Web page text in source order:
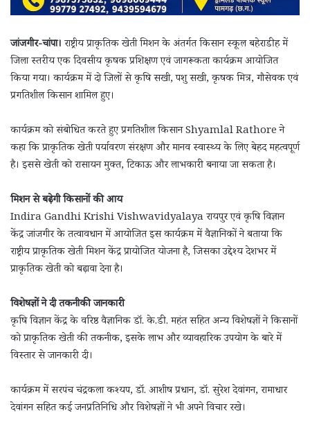
जांजगीर-चांपा। राष्ट्रीय प्राकृतिक खेती मिशन के अंतर्गत किसान स्कूल बहेराडीह में
जिला स्तरीय एक दिवसीय कृषक प्रशिक्षण एवं जागरूकता कार्यक्रम आयोजित
किया गया। कार्यक्रम में दो जिलों से कृषि सखी, पशु सखी, कृषक मित्र, गौसेवक एवं
प्रगतिशील किसान शामिल हुए।
कार्यक्रम को संबोधित करते हुए प्रगतिशील किसान Shyamlal Rathore ने
कहा कि प्राकृतिक खेती पर्यावरण संरक्षण और मानव स्वास्थ्य के लिए बेहद महत्वपूर्ण
है। इससे खेती को रासायन मुक्त, टिकाऊ और लाभकारी बनाया जा सकता है।
मिशन से बढ़ेगी किसानों की आय
Indira Gandhi Krishi Vishwavidyalaya रायपुर एवं कृषि विज्ञान
केंद्र जांजगीर के तत्वावधान में आयोजित इस कार्यक्रम में वैज्ञानिकों ने बताया कि
राष्ट्रीय प्राकृतिक खेती मिशन केंद्र प्रायोजित योजना है, जिसका उद्देश्य देशभर में
प्राकृतिक खेती को बढ़ावा देना है।
विशेषज्ञों ने दी तकनीकी जानकारी
कृषि विज्ञान केंद्र के वरिष्ठ वैज्ञानिक डॉ. के.डी. महंत सहित अन्य विशेषज्ञों ने किसानों
को प्राकृतिक खेती की तकनीक, इसके लाभ और व्यावहारिक उपयोग के बारे में
विस्तार से जानकारी दी।
कार्यक्रम में सरपंच चंद्रकला कश्यप, डॉ. आशीष प्रधान, डॉ. सुरेश देवांगन, रामाधार
देवांगन सहित कई जनप्रतिनिधि और विशेषज्ञों ने भी अपने विचार रखे।